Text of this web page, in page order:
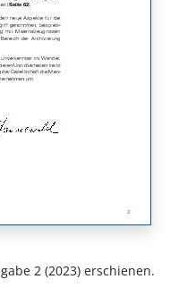
2 (2023) erschienen.